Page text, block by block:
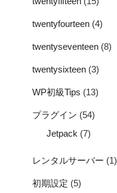
twentyfourteen (4)
twentyseventeen (8)
twentysixteen (3)
WP初級Tips (13)
プラグイン (54)
Jetpack (7)
レンタルサーバー (1)
初期設定 (5)